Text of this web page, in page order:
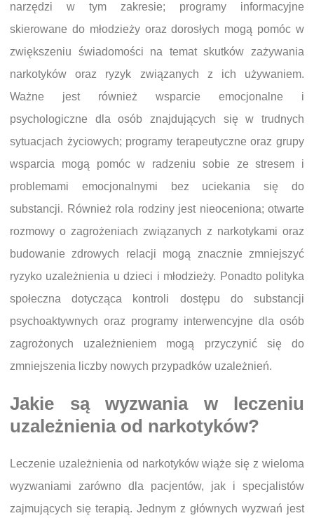
narzędzi w tym zakresie; programy informacyjne
skierowane do młodzieży oraz dorosłych mogą pomóc w
zwiększeniu świadomości na temat skutków zażywania
narkotyków oraz ryzyk związanych z ich używaniem.
Ważne jest również wsparcie emocjonalne i
psychologiczne dla osób znajdujących się w trudnych
sytuacjach życiowych; programy terapeutyczne oraz grupy
wsparcia mogą pomóc w radzeniu sobie ze stresem i
problemami emocjonalnymi bez uciekania się do
substancji. Również rola rodziny jest nieoceniona; otwarte
rozmowy o zagrożeniach związanych z narkotykami oraz
budowanie zdrowych relacji mogą znacznie zmniejszyć
ryzyko uzależnienia u dzieci i młodzieży. Ponadto polityka
społeczna dotycząca kontroli dostępu do substancji
psychoaktywnych oraz programy interwencyjne dla osób
zagrożonych uzależnieniem mogą przyczynić się do
zmniejszenia liczby nowych przypadków uzależnień.
Jakie są wyzwania w leczeniu
uzależnienia od narkotyków?
Leczenie uzależnienia od narkotyków wiąże się z wieloma
wyzwaniami zarówno dla pacjentów, jak i specjalistów
zajmujących się terapią. Jednym z głównych wyzwań jest